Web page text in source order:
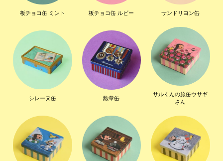
板チョコ缶 ミント 板チョコ缶 ルビー サンドリヨン缶
シレーヌ缶 勲章缶
サルくんの旅缶ウサギ
さん